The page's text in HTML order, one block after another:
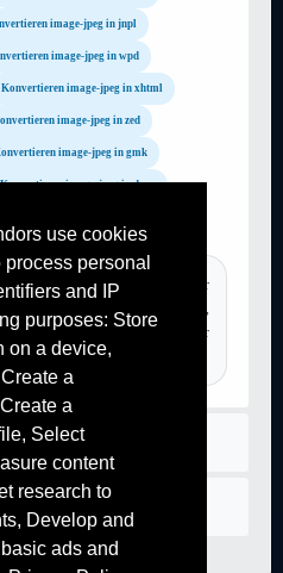
use cookies
personal
and IP
purposes: Store
on a device,
a
a
Select
content
research to
Develop and
ads and
image-jpeg in jnpl
image-jpeg in wpd
Konvertieren image-jpeg in xhtml
image-jpeg in zed
image-jpeg in gmk
Konvertieren image-jpeg in docx
pdf, convertir un fichier
convertir youtube mp3, convertir